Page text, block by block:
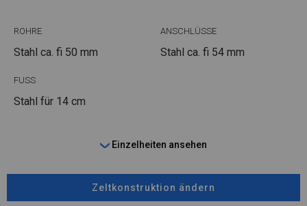
ROHRE
Stahl ca. fi 50 mm
ANSCHLÜSSE
Stahl ca. fi 54 mm
FUSS
Stahl für 14 cm
Einzelheiten ansehen
Zeltkonstruktion ändern